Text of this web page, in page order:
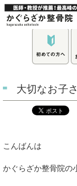
大切なお子
こんばんは
かぐらざか整骨院の